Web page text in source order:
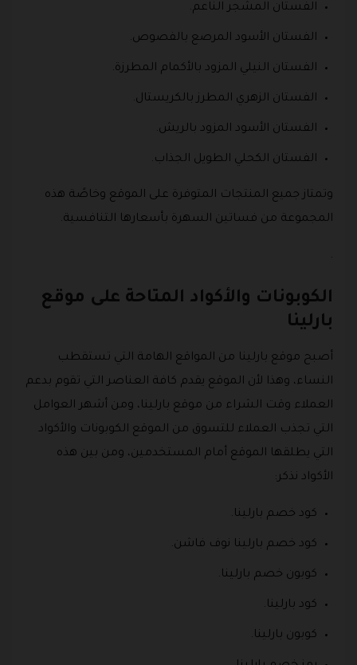
الفستان المشجر الناعم.
الفستان الأسود المرصع بالفصوص.
الفستان النيلي المزود بالأكمام المطرزة.
الفستان الزهري المطرز بالكريستال.
الفستان الأسود المزود بالريش.
الفستان الكحلي الطويل الجذاب.
وتمتاز جميع المنتجات المتوفرة على الموقع وخاصًة هذه
المجموعة من فساتين السهرة بأسعارها التنافسية.
.
الكوبونات والأكواد المتاحة على موقع
بارلينا
أصبح موقع بارلينا من المواقع الهامة التي تستقطب
النساء، وهذا لأن الموقع يقدم كافة العناصر التي تقوم بدعم
العملاء وقت الشراء من موقع بارلينا، ومن أشهر العوامل
التي تجذب العملاء للتسوق من الموقع الكوبونات والأكواد
التي يطلقها الموقع أمام المستخدمين، ومن بين هذه
الأكواد نذكر:
كود خصم بارلينا.
كود خصم بارلينا نوف فاشن.
كوبون خصم بارلينا.
كود بارلينا.
كوبون بارلينا.